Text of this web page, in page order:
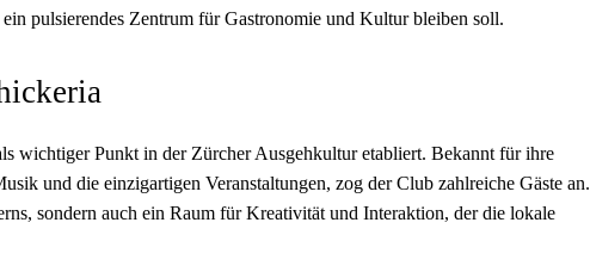
pulsierendes Zentrum für Gastronomie und Kultur bleiben soll.
wichtiger Punkt in der Zürcher Ausgehkultur etabliert. Bekannt für ihre
und die einzigartigen Veranstaltungen, zog der Club zahlreiche Gäste an.
sondern auch ein Raum für Kreativität und Interaktion, der die lokale